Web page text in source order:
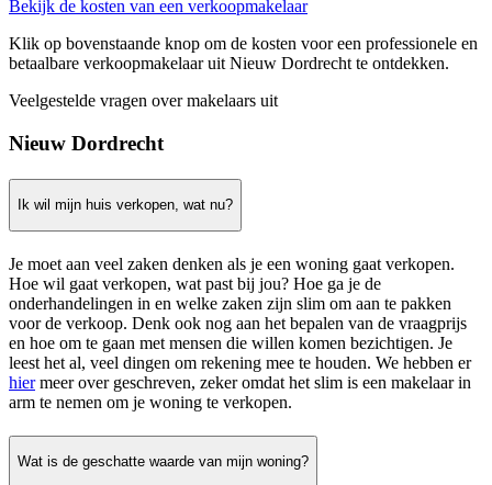
Bekijk de kosten van een verkoopmakelaar
Klik op bovenstaande knop om de kosten voor een professionele en
betaalbare verkoopmakelaar uit Nieuw Dordrecht te ontdekken.
Veelgestelde vragen over makelaars uit
Nieuw Dordrecht
Ik wil mijn huis verkopen, wat nu?
Je moet aan veel zaken denken als je een woning gaat verkopen.
Hoe wil gaat verkopen, wat past bij jou? Hoe ga je de
onderhandelingen in en welke zaken zijn slim om aan te pakken
voor de verkoop. Denk ook nog aan het bepalen van de vraagprijs
en hoe om te gaan met mensen die willen komen bezichtigen. Je
leest het al, veel dingen om rekening mee te houden. We hebben er
hiermeer over geschreven, zeker omdat het slim is een makelaar in
arm te nemen om je woning te verkopen.
Wat is de geschatte waarde van mijn woning?